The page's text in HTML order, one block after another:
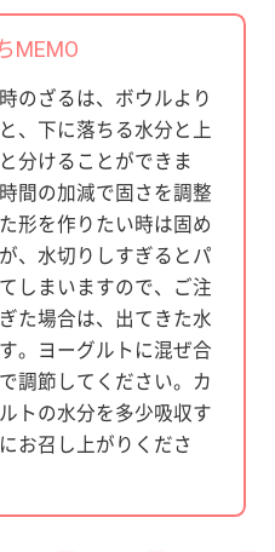
MEMO
のざるは、ボウルより
、下に落ちる水分と上
分けることができま
間の加減で固さを調整
形を作りたい時は固め
、水切りしすぎるとパ
しまいますので、ご注
た場合は、出てきた水
。ヨーグルトに混ぜ合
調節してください。カ
トの水分を多少吸収す
お召し上がりくださ